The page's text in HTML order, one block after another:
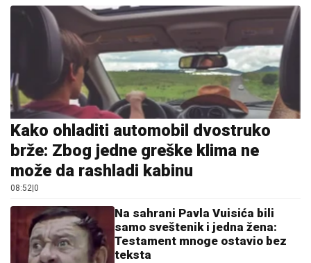
Kako ohladiti automobil dvostruko
brže: Zbog jedne greške klima ne
može da rashladi kabinu
08:52 0
Na sahrani Pavla Vuisića bili
samo sveštenik i jedna žena:
Testament mnoge ostavio bez
teksta